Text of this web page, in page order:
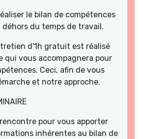
le bilan de compétences
du temps de travail.
d'1h gratuit est réalisé
qui vous accompagnera pour
Ceci, afin de vous
et notre approche.
pour vous apporter
inhérentes au bilan de